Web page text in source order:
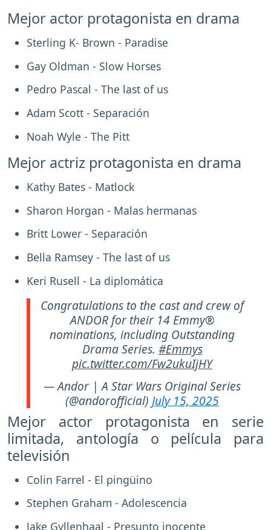
Mejor actor protagonista en drama
Sterling K- Brown - Paradise
Gay Oldman - Slow Horses
Pedro Pascal - The last of us
Adam Scott - Separación
Noah Wyle - The Pitt
Mejor actriz protagonista en drama
Kathy Bates - Matlock
Sharon Horgan - Malas hermanas
Britt Lower - Separación
Bella Ramsey - The last of us
Keri Rusell - La diplomática
Congratulations to the cast and crew of
ANDOR for their 14 Emmy®
nominations, including Outstanding
Drama Series. #Emmys
pic.twitter.com/Fw2ukuIjHY
— Andor | A Star Wars Original Series
(@andorofficial) July 15, 2025
Mejor actor protagonista en serie
limitada, antología o película para
televisión
Colin Farrel - El pingüino
Stephen Graham - Adolescencia
Jake Gyllenhaal - Presunto inocente